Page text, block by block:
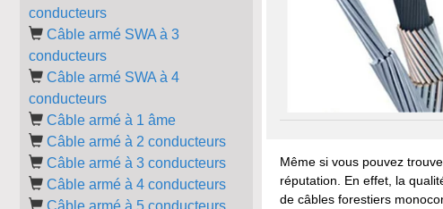
Même si vous pouvez
réputation. En effet, la
de câbles forestiers
conducteurs
Câble armé SWA à 3
conducteurs
Câble armé SWA à 4
conducteurs
Câble armé à 1 âme
Câble armé à 2 conducteurs
Câble armé à 3 conducteurs
Câble armé à 4 conducteurs
Câble armé à 5 conducteurs